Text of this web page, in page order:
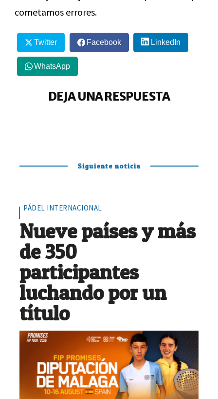
cometamos errores.
Twitter Facebook LinkedIn
WhatsApp
DEJA UNA RESPUESTA
Siguiente noticia
PÁDEL INTERNACIONAL
Nueve países y más
de 350
participantes
luchando por un
título